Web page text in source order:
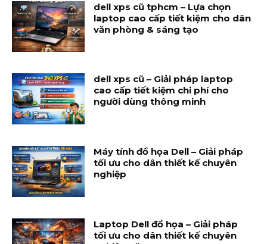
dell xps cũ tphcm – Lựa chọn
laptop cao cấp tiết kiệm cho dân
văn phòng & sáng tạo
dell xps cũ – Giải pháp laptop
cao cấp tiết kiệm chi phí cho
người dùng thông minh
Máy tính đồ họa Dell – Giải pháp
tối ưu cho dân thiết kế chuyên
nghiệp
Laptop Dell đồ họa – Giải pháp
tối ưu cho dân thiết kế chuyên